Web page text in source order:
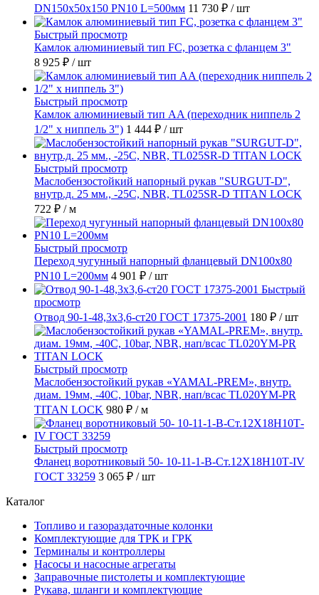
DN150х50х150 PN10 L=500мм 11 730 ₽ / шт
Быстрый просмотр
Камлок алюминиевый тип FC, розетка с фланцем 3"
8 925 ₽ / шт
Быстрый просмотр
Камлок алюминиевый тип AA (переходник ниппель 2
1/2" х ниппель 3") 1 444 ₽ / шт
Быстрый просмотр
Маслобензостойкий напорный рукав "SURGUT-D",
внутр.д. 25 мм., -25C, NBR, TL025SR-D TITAN LOCK
722 ₽ / м
Быстрый просмотр
Переход чугунный напорный фланцевый DN100х80
PN10 L=200мм 4 901 ₽ / шт
Быстрый
просмотр
Отвод 90-1-48,3х3,6-ст20 ГОСТ 17375-2001 180 ₽ / шт
Быстрый просмотр
Маслобензостойкий рукав «YAMAL-PREM», внутр.
диам. 19мм, -40C, 10bar, NBR, нап/всас TL020YM-PR
TITAN LOCK 980 ₽ / м
Быстрый просмотр
Фланец воротниковый 50- 10-11-1-B-Ст.12Х18Н10Т-IV
ГОСТ 33259 3 065 ₽ / шт
Каталог
Топливо и газораздаточные колонки
Комплектующие для ТРК и ГРК
Терминалы и контроллеры
Насосы и насосные агрегаты
Заправочные пистолеты и комплектующие
Рукава, шланги и комплектующие